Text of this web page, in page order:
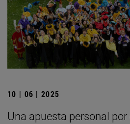
10 | 06 | 2025
Una apuesta personal